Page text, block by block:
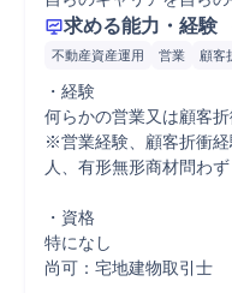
求める能力・経験
不動産資産運用 営業 顧客
・経験
何らかの営業又は顧客
※営業経験、顧客折衝
人、有形無形商材問わず
・資格
特になし
尚可：宅地建物取引士